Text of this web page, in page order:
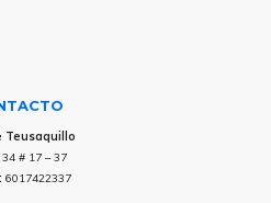
Teusaquillo
# 17 – 37
6017422337